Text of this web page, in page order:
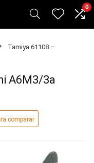
0
Tamiya 61108 –
A6M3/3a
comparar